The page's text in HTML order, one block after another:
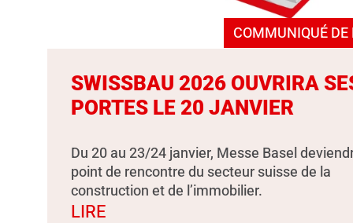
COMMUNIQUÉ DE
SWISSBAU 2026 OUVRIRA
PORTES LE 20 JANVIER
Du 20 au 23/24 janvier, Messe Basel
point de rencontre du secteur suisse de la
construction et de l’immobilier.
LIRE